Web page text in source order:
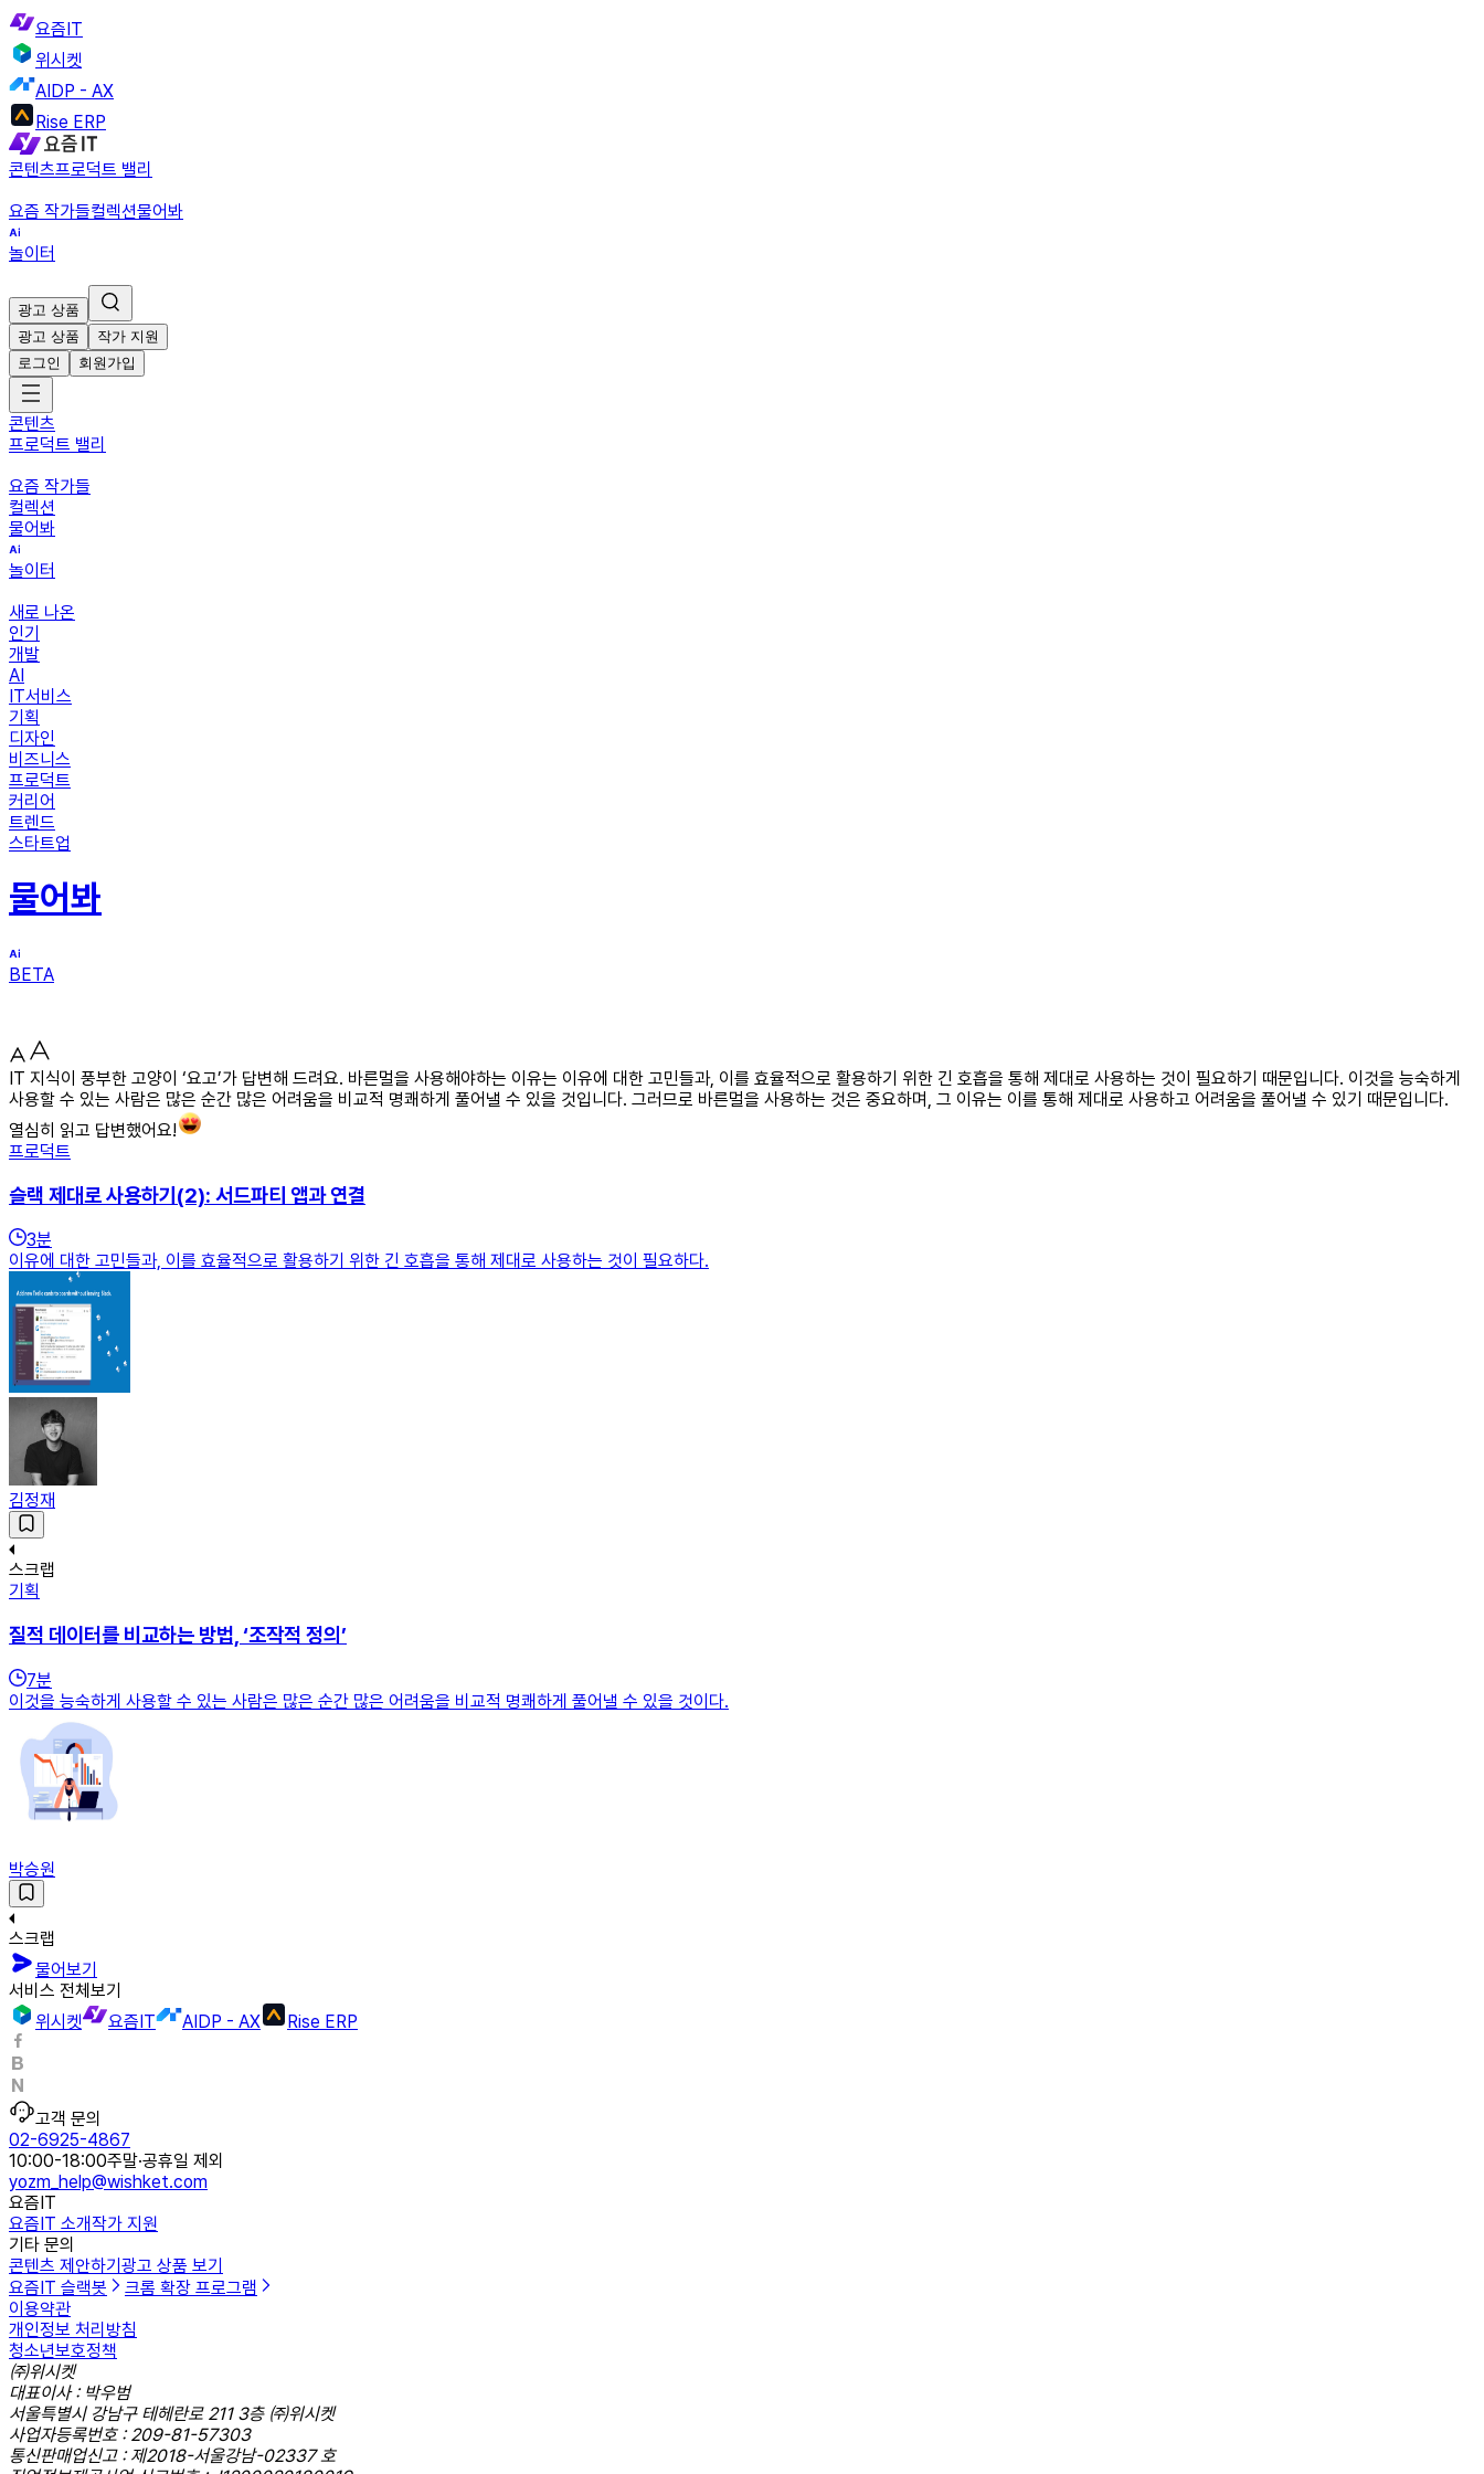
요즘IT
위시켓
AIDP - AX
Rise ERP
콘텐츠프로덕트 밸리
요즘 작가들컬렉션물어봐
놀이터
광고 상품
광고 상품
작가 지원
로그인
회원가입
콘텐츠
프로덕트 밸리
요즘 작가들
컬렉션
물어봐
놀이터
새로 나온
인기
개발
AI
IT서비스
기획
디자인
비즈니스
프로덕트
커리어
트렌드
스타트업
물어봐
BETA
IT 지식이 풍부한 고양이 ‘요고’가 답변해 드려요. 바른멀을 사용해야하는 이유는 이유에 대한 고민들과, 이를 효율적으로 활용하기 위한 긴 호흡을 통해 제대로 사용하는 것이 필요하기 때문입니다. 이것을 능숙하게
사용할 수 있는 사람은 많은 순간 많은 어려움을 비교적 명쾌하게 풀어낼 수 있을 것입니다. 그러므로 바른멀을 사용하는 것은 중요하며, 그 이유는 이를 통해 제대로 사용하고 어려움을 풀어낼 수 있기 때문입니다.
열심히 읽고 답변했어요!
프로덕트
슬랙 제대로 사용하기(2): 서드파티 앱과 연결
3분
이유에 대한 고민들과, 이를 효율적으로 활용하기 위한 긴 호흡을 통해 제대로 사용하는 것이 필요하다.
김정재
스크랩
기획
질적 데이터를 비교하는 방법, ‘조작적 정의’
7분
이것을 능숙하게 사용할 수 있는 사람은 많은 순간 많은 어려움을 비교적 명쾌하게 풀어낼 수 있을 것이다.
박승원
스크랩
물어보기
서비스 전체보기
위시켓
요즘IT AIDP - AX Rise ERP
고객 문의
02-6925-4867
10:00-18:00주말·공휴일 제외
yozm_help@wishket.com
요즘IT
요즘IT 소개작가 지원
기타 문의
콘텐츠 제안하기광고 상품 보기
요즘IT 슬랙봇
크롬 확장 프로그램
이용약관
개인정보 처리방침
청소년보호정책
㈜위시켓
대표이사 : 박우범
서울특별시 강남구 테헤란로 211 3층 ㈜위시켓
사업자등록번호 : 209-81-57303
통신판매업신고 : 제2018-서울강남-02337 호